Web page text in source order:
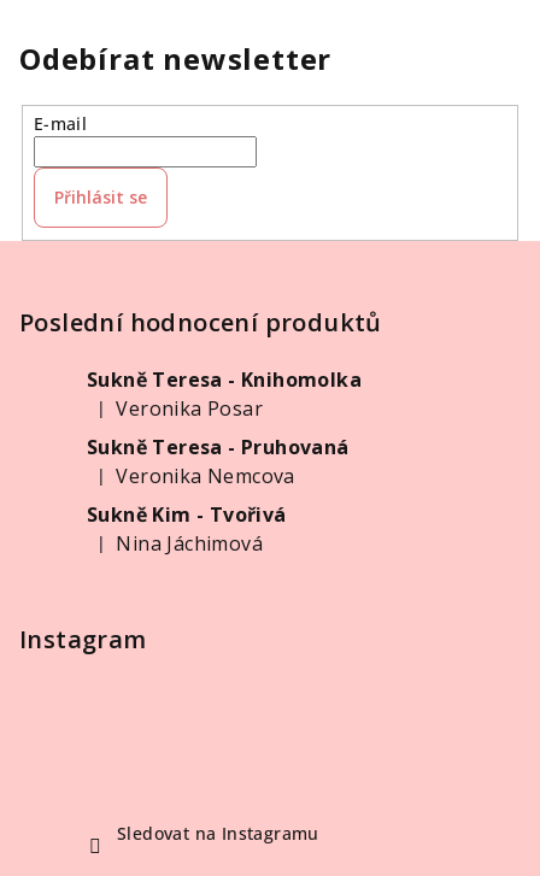
Odebírat newsletter
E-mail
Přihlásit se
Poslední hodnocení produktů
Sukně Teresa - Knihomolka
Hodnocení produktu je 5 z 5 hvězdiček.
|
Veronika Posar
Sukně Teresa - Pruhovaná
Hodnocení produktu je 5 z 5 hvězdiček.
|
Veronika Nemcova
Sukně Kim - Tvořivá
Hodnocení produktu je 5 z 5 hvězdiček.
| Nina Jáchimová
Instagram
Sledovat na Instagramu